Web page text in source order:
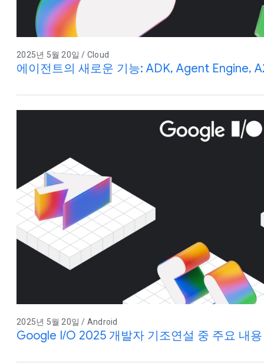
2025년 5월 20일 / Cloud
에이전트의 새로운 기능: ADK, Agent Engine,
2025년 5월 20일 / Android
Google I/O 2025 개발자 기조연설 중 주요 내용